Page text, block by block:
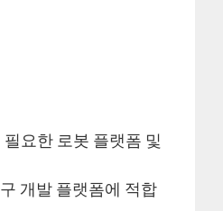
요한 로봇 플랫폼 및
개발 플랫폼에 적합